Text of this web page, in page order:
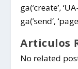
ga(‘create’,
ga(‘send’,
Articulos
No related